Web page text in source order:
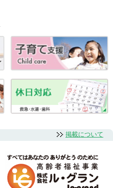
掲載について